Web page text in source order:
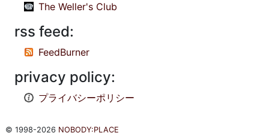
The Weller's Club
rss feed:
FeedBurner
privacy policy:
プライバシーポリシー
© 1998-2026 NOBODY:PLACE